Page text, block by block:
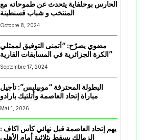
الحارس بوحلفاية يتحدث عن طموحاته مع
المنتخب و شباب قسنطينة
Octobre 8, 2024
مضوي يصرّح: “أتمنى التوفيق لممثلي
الكرة الجزائرية في المسابقات القارية”
Septembre 17, 2024
البطولة المحترفة “موبيليس”: تأجيل
مباراة إتحاد العاصمة وأتلتيك بارادو
Mai 1, 2026
يهم إتحاد العاصمة قبل نهائي كأس اكاف :